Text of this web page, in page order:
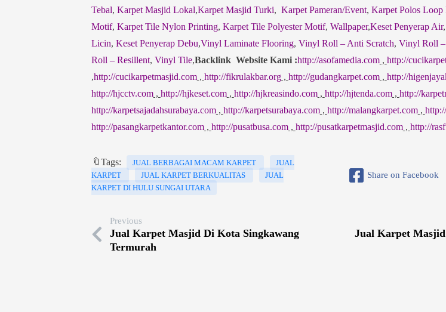
Tebal, Karpet Masjid Lokal,Karpet Masjid Turki, Karpet Pameran/Event, Karpet Polos Loop
Motif, Karpet Tile Nylon Printing, Karpet Tile Polyester Motif, Wallpaper,Keset Penyerap Air,
Licin, Keset Penyerap Debu,Vinyl Laminate Flooring, Vinyl Roll – Anti Scratch, Vinyl Roll –
Roll – Resillent, Vinyl Tile,Backlink Website Kami :http://asofamedia.com, http://
,http://cucikarpetmasjid.com, http://fikrulakbar.org, http://gudangkarpet.com, http://
http://hjcctv.com, http://hjkeset.com, http://hjkreasindo.com, http://hjtenda.com, http://
http://karpetsajadahsurabaya.com, http://karpetsurabaya.com, http://malangkarpet.com,
http://pasangkarpetkantor.com, http://pusatbusa.com, http://pusatkarpetmasjid.com, http://
🔖Tags: JUAL BERBAGAI MACAM KARPET
JUAL
KARPET
JUAL KARPET BERKUALITAS
JUAL
KARPET DI HULU SUNGAI UTARA
Share on Facebook
Previous
Jual Karpet Masjid Di Kota Singkawang
Termurah
Jual Karpet